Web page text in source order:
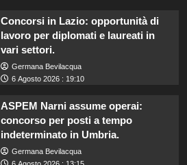
Concorsi in Lazio: opportunità di
lavoro per diplomati e laureati in
vari settori.
Germana Bevilacqua
6 Agosto 2026 : 19:10
ASPEM Narni assume operai:
concorso per posti a tempo
indeterminato in Umbria.
Germana Bevilacqua
6 Agosto 2026 : 13:15